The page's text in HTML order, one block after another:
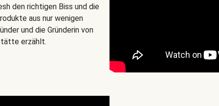
den richtigen Biss und die
aus nur wenigen
und die Gründerin von
erzählt.